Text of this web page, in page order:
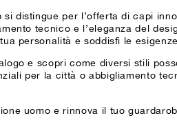
si distingue per l’offerta di capi
tecnico e l’eleganza del
personalità e soddisfi le
e scopri come diversi stili
per la città o abbigliamento
uomo e rinnova il tuo